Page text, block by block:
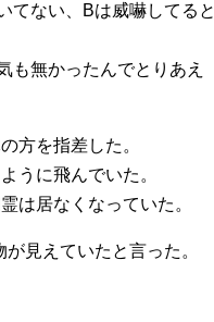
てない、Bは威嚇してると
も無かったんでとりあえ
方を指差した。
うに飛んでいた。
は居なくなっていた。
見えていたと言った。